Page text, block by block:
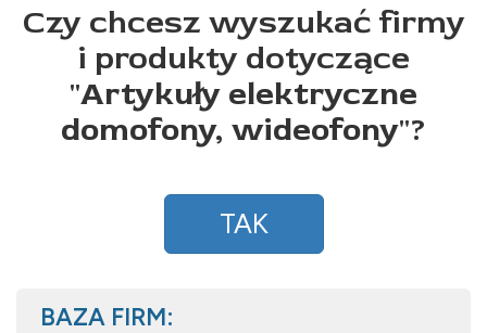
Czy chcesz wyszukać firmy
i produkty dotyczące
"Artykuły elektryczne
domofony, wideofony"?
TAK
BAZA FIRM: